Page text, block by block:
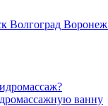
Волгоград Воронеж
ванну